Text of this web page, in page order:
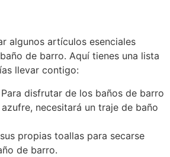
algunos artículos esenciales
de barro. Aquí tienes una lista
llevar contigo:
disfrutar de los baños de barro
necesitará un traje de baño
propias toallas para secarse
de barro.